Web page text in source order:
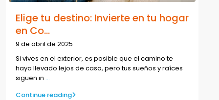
Elige tu destino: Invierte en tu hogar
en Co...
9 de abril de 2025
Si vives en el exterior, es posible que el camino te
haya llevado lejos de casa, pero tus sueños y raíces
siguen in ...
Continue reading